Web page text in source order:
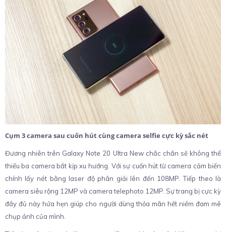
Cụm 3 camera sau cuốn hút cùng camera selfie cực kỳ sắc nét
Đương nhiên trên Galaxy Note 20 Ultra New chắc chắn sẽ không thể
thiếu ba camera bắt kịp xu hướng. Với sự cuốn hút từ camera cảm biến
chính lấy nét bằng laser độ phân giải lên đến 108MP. Tiếp theo là
camera siêu rộng 12MP và camera telephoto 12MP. Sự trang bị cực kỳ
đầy đủ này hứa hẹn giúp cho người dùng thỏa mãn hết niềm đam mê
chụp ảnh của mình.